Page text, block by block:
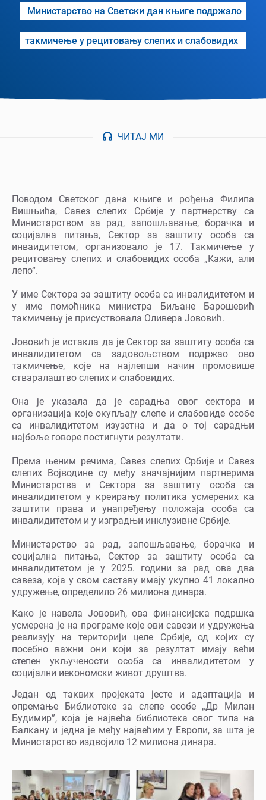
Министарство на Светски дан књиге подржало
такмичење у рецитовању слепих и слабовидих
ЧИТАЈ МИ
Поводом Светског дана књиге и рођења Филипа
Вишњића, Савез слепих Србије у партнерству са
Министарством за рад, запошљавање, борачка и
социјална питања, Сектор за заштиту особа са
инваидитетом, организовало је 17. Такмичење у
рецитовању слепих и слабовидих особа „Кажи, али
лепо“.
У име Сектора за заштиту особа са инвалидитетом и
у име помоћника министра Биљане Барошевић
такмичењу је присуствовала Оливера Јововић.
Јововић је истакла да је Сектор за заштиту особа са
инвалидитетом са задовољством подржао ово
такмичење, које на најлепши начин промовише
стваралаштво слепих и слабовидих.
Она је указала да је сарадња овог сектора и
организација које окупљају слепе и слабовиде особе
са инвалидитетом изузетна и да о тој сарадњи
најбоље говоре постигнути резултати.
Према њеним речима, Савез слепих Србије и Савез
слепих Војводине су међу значајнијим партнерима
Министарства и Сектора за заштиту особа са
инвалидитетом у креирању политика усмерених ка
заштити права и унапређењу пoложаја особа са
инвалидитетом и у изградњи инклузивне Србије.
Министарство за рад, запошљавање, борачка и
социјална питања, Сектор за заштиту особа са
инвалидитетом је у 2025. години за рад ова два
савеза, која у свом саставу имају укупно 41 локално
удружење, определило 26 милиона динара.
Како је навела Јововић, ова финансијска подршка
усмерена је на програме које ови савези и удружења
реализују на територији целе Србије, од којих су
посебно важни они који за резултат имају већи
степен укључености особа са инвалидитетом у
социјални иекономски живот друштва.
Један од таквих пројеката јесте и адаптација и
опремање Библиотеке за слепе особе „Др Милан
Будимир”, која је највећа библиотека овог типа на
Балкану и једнa je међу највећим у Европи, за шта је
Министарство издвојило 12 милиона динара.